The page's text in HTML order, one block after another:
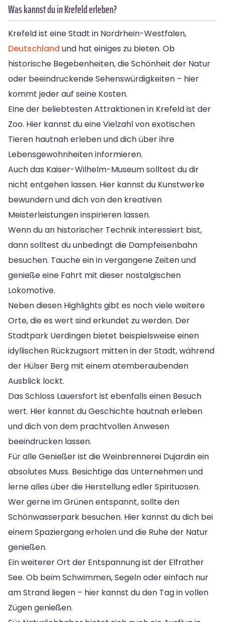
Was kannst du in Krefeld erleben?
Krefeld ist eine Stadt in Nordrhein-Westfalen,
Deutschland und hat einiges zu bieten. Ob
historische Begebenheiten, die Schönheit der Natur
oder beeindruckende Sehenswürdigkeiten – hier
kommt jeder auf seine Kosten.
Eine der beliebtesten Attraktionen in Krefeld ist der
Zoo. Hier kannst du eine Vielzahl von exotischen
Tieren hautnah erleben und dich über ihre
Lebensgewohnheiten informieren.
Auch das Kaiser-Wilhelm-Museum solltest du dir
nicht entgehen lassen. Hier kannst du Kunstwerke
bewundern und dich von den kreativen
Meisterleistungen inspirieren lassen.
Wenn du an historischer Technik interessiert bist,
dann solltest du unbedingt die Dampfeisenbahn
besuchen. Tauche ein in vergangene Zeiten und
genieße eine Fahrt mit dieser nostalgischen
Lokomotive.
Neben diesen Highlights gibt es noch viele weitere
Orte, die es wert sind erkundet zu werden. Der
Stadtpark Uerdingen bietet beispielsweise einen
idyllischen Rückzugsort mitten in der Stadt, während
der Hülser Berg mit einem atemberaubenden
Ausblick lockt.
Das Schloss Lauersfort ist ebenfalls einen Besuch
wert. Hier kannst du Geschichte hautnah erleben
und dich von dem prachtvollen Anwesen
beeindrucken lassen.
Für alle Genießer ist die Weinbrennerei Dujardin ein
absolutes Muss. Besichtige das Unternehmen und
lerne alles über die Herstellung edler Spirituosen.
Wer gerne im Grünen entspannt, sollte den
Schönwasserpark besuchen. Hier kannst du dich bei
einem Spaziergang erholen und die Ruhe der Natur
genießen.
Ein weiterer Ort der Entspannung ist der Elfrather
See. Ob beim Schwimmen, Segeln oder einfach nur
am Strand liegen – hier kannst du den Tag in vollen
Zügen genießen.